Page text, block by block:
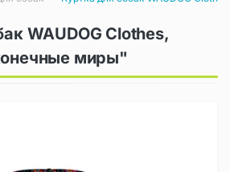
WAUDOG Clothes,
миры"